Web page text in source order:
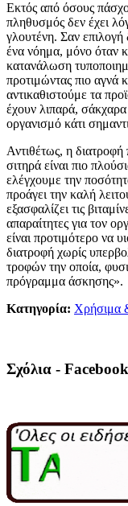
Εκτός από όσους
πληθυσμός δεν έχει
γλουτένη. Σαν επιλογή
ένα νόημα, μόνο όταν
κατανάλωση
προτιμώντας πιο αγνά
αντικαθιστούμε τα
έχουν λιπαρά,
οργανισμό κάτι
Αντιθέτως, η διατροφή
σιτηρά είναι πιο
ελέγχουμε την
προάγει την καλή
εξασφαλίζει τις
απαραίτητες για τον
είναι προτιμότερο να
διατροφή χωρίς
τροφών την οποία,
πρόγραμμα άσκησης».
Κατηγορία: Χρήσιμα
Σχόλια -